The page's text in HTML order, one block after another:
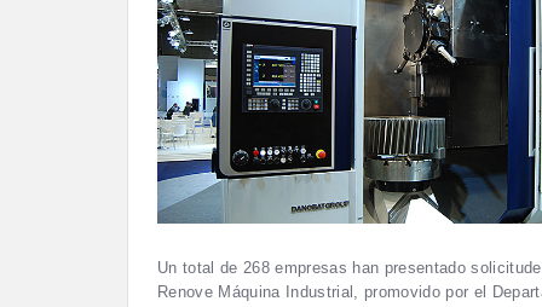
Un total de 268 empresas han presentado
Renove Máquina Industrial, promovido por el